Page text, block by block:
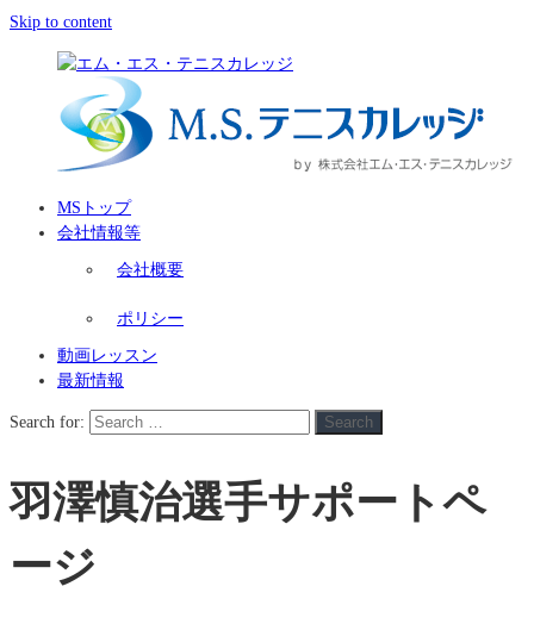
Skip to content
MSトップ
会社情報等
会社概要
ポリシー
動画レッスン
最新情報
Search for: Search
羽澤慎治選手サポートペ
ージ